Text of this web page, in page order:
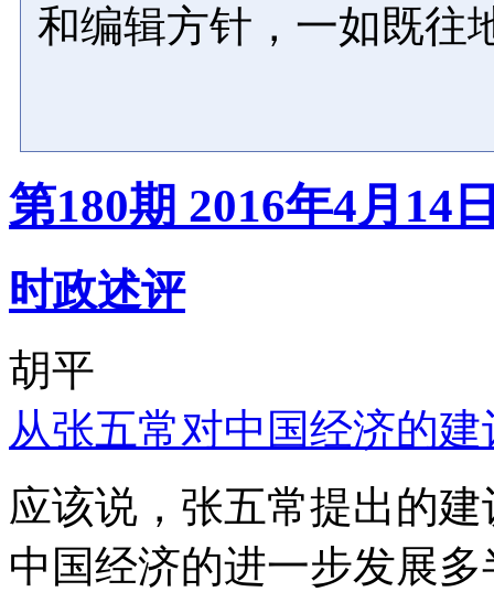
和编辑方针，一如既往
第180期 2016年4月14
时政述评
胡平
从张五常对中国经济的
应该说，张五常提出的
中国经济的进一步发展